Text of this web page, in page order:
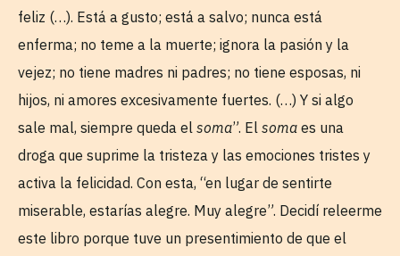
feliz (…). Está a gusto; está a salvo; nunca está
enferma; no teme a la muerte; ignora la pasión y la
vejez; no tiene madres ni padres; no tiene esposas, ni
hijos, ni amores excesivamente fuertes. (…) Y si algo
sale mal, siempre queda el soma”. El soma es una
droga que suprime la tristeza y las emociones tristes y
activa la felicidad. Con esta, “en lugar de sentirte
miserable, estarías alegre. Muy alegre”. Decidí releerme
este libro porque tuve un presentimiento de que el